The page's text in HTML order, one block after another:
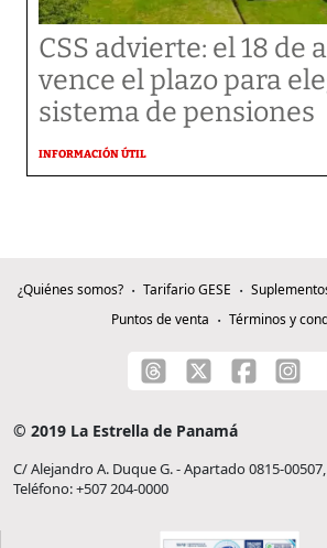
CSS advierte: el 18 de
vence el plazo para
sistema de pensiones
INFORMACIÓN ÚTIL
¿Quiénes somos? Tarifario GESE
Puntos de venta
Términos y
© 2019 La Estrella de Panamá
C/ Alejandro A. Duque G. - Apartado 0815-
Teléfono: +507 204-0000